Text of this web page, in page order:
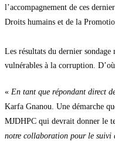
l’accompagnement de ces
Droits humains et de la
Les résultats du dernier
vulnérables à la corruption.
« En tant que répondant direct
Karfa Gnanou. Une démarche
MJDHPC qui devrait donner le
notre collaboration pour le